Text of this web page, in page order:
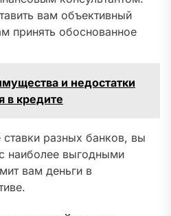
вам объективный
принять обоснованное
и недостатки
в кредите
разных банков, вы
наиболее выгодными
вам деньги в